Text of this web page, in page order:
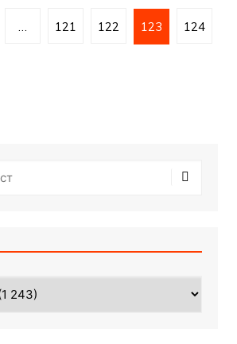
121 122 123 124